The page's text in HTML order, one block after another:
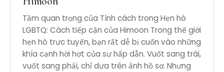
Tầm quan trọng của Tính cách trong Hẹn hò
LGBTQ: Cách tiếp cận của Himoon Trong thế giới
hẹn hò trực tuyến, bạn rất dễ bị cuốn vào những
khía cạnh hời hợt của sự hấp dẫn. Vuốt sang trái,
vuốt sang phải, chỉ dựa trên ảnh hồ sơ. Nhưng